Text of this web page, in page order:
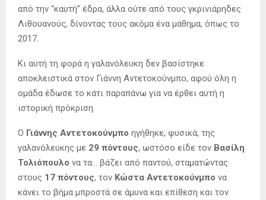
από την “καυτή” έδρα, άλλα ούτε από τους γκρινιάρηδες
Λιθουανούς, δίνοντας τους ακόμα ένα μάθημα, όπως το
2017.
Κι αυτή τη φορά η γαλανόλευκη δεν βασίστηκε
αποκλειστικά στον Γιάννη Αντετοκούνμπο, αφού όλη η
ομάδα έδωσε το κάτι παραπάνω για να έρθει αυτή η
ιστορική πρόκριση.
Ο Γιάννης Αντετοκούνμπο ηγήθηκε, φυσικά, της
γαλανόλευκης με 29 πόντους, ωστόσο είδε τον Βασίλη
Τολιόπουλο να τα… βάζει από παντού, σταματώντας
στους 17 πόντους, τον Κώστα Αντετοκούνμπο να
κάνει το βήμα μπροστά σε άμυνα και επίθεση και τον